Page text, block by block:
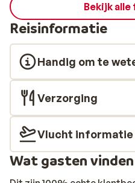
Bekijk
Reisinformatie
Handig om te
Verzorging
Vlucht informatie
Wat gasten vinden